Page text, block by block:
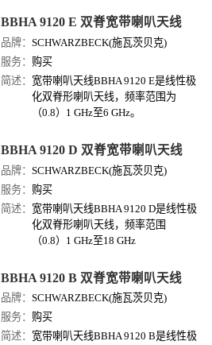
BBHA 9120 E 双脊宽带喇叭天线
品牌：SCHWARZBECK(施瓦茨贝克)
服务： 购买
简述： 宽带喇叭天线BBHA 9120 E是线性极
化双脊形喇叭天线，频率范围为
（0.8）1 GHz至6 GHz。
BBHA 9120 D 双脊宽带喇叭天线
品牌：SCHWARZBECK(施瓦茨贝克)
服务： 购买
简述： 宽带喇叭天线BBHA 9120 D是线性极
化双脊形喇叭天线，频率范围
（0.8）1 GHz至18 GHz
BBHA 9120 B 双脊宽带喇叭天线
品牌：SCHWARZBECK(施瓦茨贝克)
服务： 购买
简述： 宽带喇叭天线BBHA 9120 B是线性极